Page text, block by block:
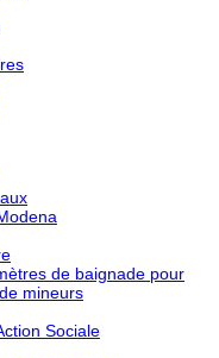
de baignade pour
mineurs
Sociale